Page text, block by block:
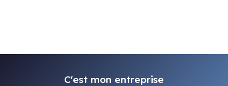
C'est mon entreprise